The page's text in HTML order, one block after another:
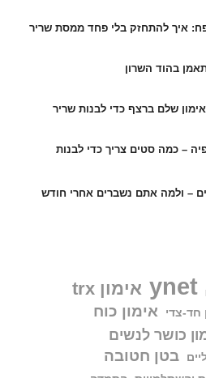
איך להתחזק בלי פחד ממסת שריר
בהוד השרון
שלם ברצף כדי לבנות שריר
– כמה סטים צריך כדי לבנות
– ולמה אתם נשברים אחרי חודש
ynet אימון trx
חד-צדי אימון כוח
כושר לנשים
בטן חטובה